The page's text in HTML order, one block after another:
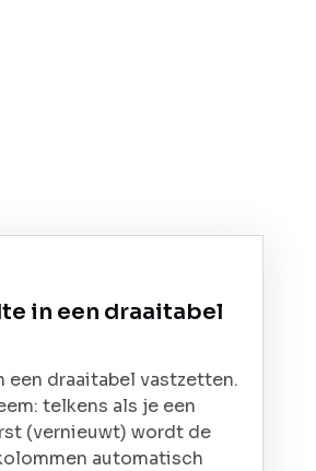
in een draaitabel
een draaitabel vastzetten.
telkens als je een
(vernieuwt) wordt de
automatisch